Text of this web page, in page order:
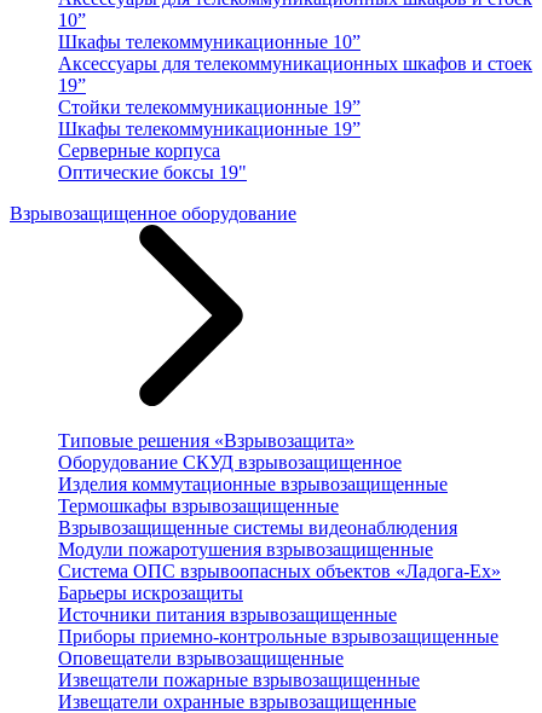
10”
Шкафы телекоммуникационные 10”
Аксессуары для телекоммуникационных шкафов и стоек
19”
Стойки телекоммуникационные 19”
Шкафы телекоммуникационные 19”
Серверные корпуса
Оптические боксы 19"
Взрывозащищенное оборудование
Типовые решения «Взрывозащита»
Оборудование СКУД взрывозащищенное
Изделия коммутационные взрывозащищенные
Термошкафы взрывозащищенные
Взрывозащищенные системы видеонаблюдения
Модули пожаротушения взрывозащищенные
Система ОПС взрывоопасных объектов «Ладога-Ex»
Барьеры искрозащиты
Источники питания взрывозащищенные
Приборы приемно-контрольные взрывозащищенные
Оповещатели взрывозащищенные
Извещатели пожарные взрывозащищенные
Извещатели охранные взрывозащищенные